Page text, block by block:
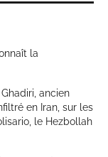
la
ancien
en Iran, sur les
le Hezbollah